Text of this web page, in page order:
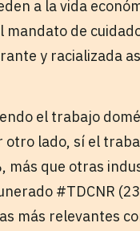
a la vida
de
y racializada
el trabajo
otro lado, sí el
que otras
#TDCNR
más relevantes